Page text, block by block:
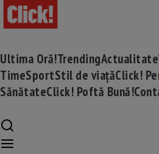
Ultima Oră!TrendingActualitate
TimeSportStil de viațăClick!
SănătateClick! Poftă Bună!